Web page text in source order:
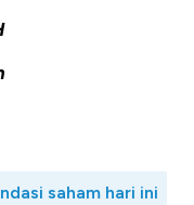
saham hari ini